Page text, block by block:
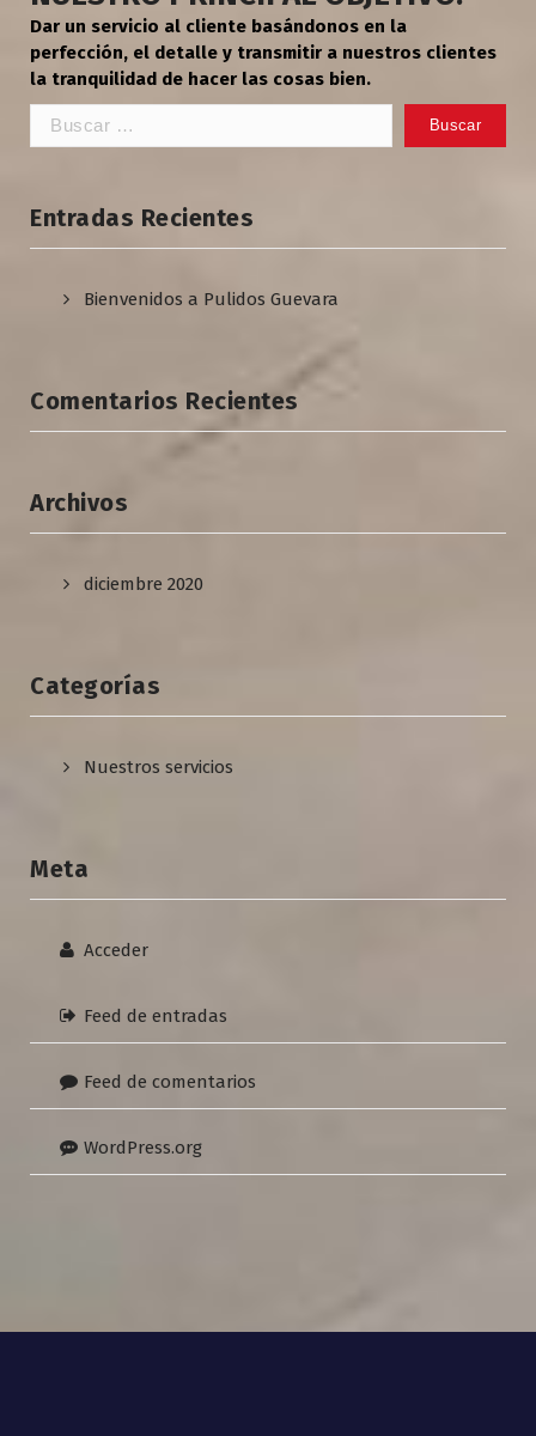
Dar un servicio al cliente basándonos en la
perfección, el detalle y transmitir a nuestros clientes
la tranquilidad de hacer las cosas bien.
Buscar:
Entradas Recientes
Bienvenidos a Pulidos Guevara
Comentarios Recientes
Archivos
diciembre 2020
Categorías
Nuestros servicios
Meta
Acceder
Feed de entradas
Feed de comentarios
WordPress.org